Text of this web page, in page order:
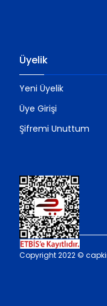
Üyelik
Yeni Üyelik
Üye Girişi
Şifremi Unuttum
Copyright 2022 ©